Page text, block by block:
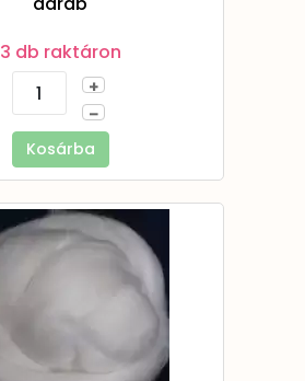
3 db raktáron
+
–
Kosárba